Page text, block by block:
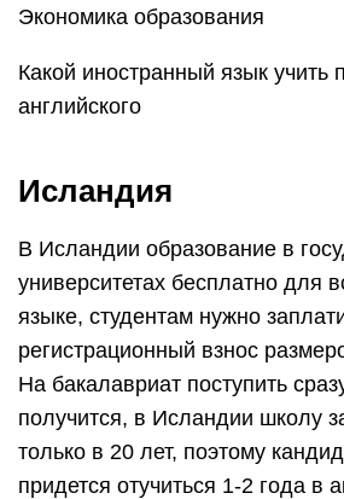
Экономика образования
Какой иностранный язык учить
английского
Исландия
В Исландии образование в
университетах бесплатно для
языке, студентам нужно
регистрационный взнос
На бакалавриат поступить
получится, в Исландии школу
только в 20 лет, поэтому
придется отучиться 1-2 года в